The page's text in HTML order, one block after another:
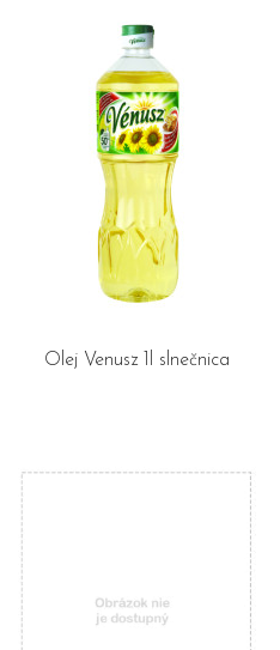
Olej Venusz 1l slnečnica